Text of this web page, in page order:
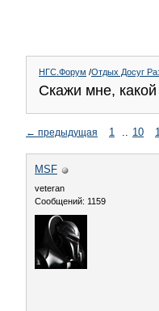
НГС.Форум /Отдых Досуг
Скажи мне,
← предыдущая 1 .. 10
MSF
veteran
Сообщений: 1159